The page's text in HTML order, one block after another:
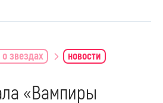
звездах новости
«Вампиры